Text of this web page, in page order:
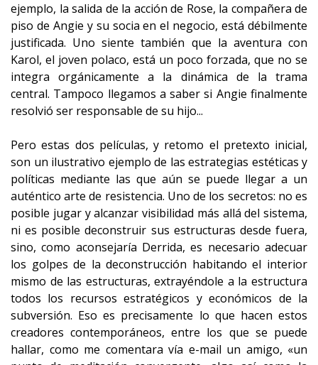
ejemplo, la salida de la acción de Rose, la compañera de
piso de Angie y su socia en el negocio, está débilmente
justificada. Uno siente también que la aventura con
Karol, el joven polaco, está un poco forzada, que no se
integra orgánicamente a la dinámica de la trama
central. Tampoco llegamos a saber si Angie finalmente
resolvió ser responsable de su hijo...
Pero estas dos películas, y retomo el pretexto inicial,
son un ilustrativo ejemplo de las estrategias estéticas y
políticas mediante las que aún se puede llegar a un
auténtico arte de resistencia. Uno de los secretos: no es
posible jugar y alcanzar visibilidad más allá del sistema,
ni es posible deconstruir sus estructuras desde fuera,
sino, como aconsejaría Derrida, es necesario adecuar
los golpes de la deconstrucción habitando el interior
mismo de las estructuras, extrayéndole a la estructura
todos los recursos estratégicos y económicos de la
subversión. Eso es precisamente lo que hacen estos
creadores contemporáneos, entre los que se puede
hallar, como me comentara vía e-mail un amigo, «un